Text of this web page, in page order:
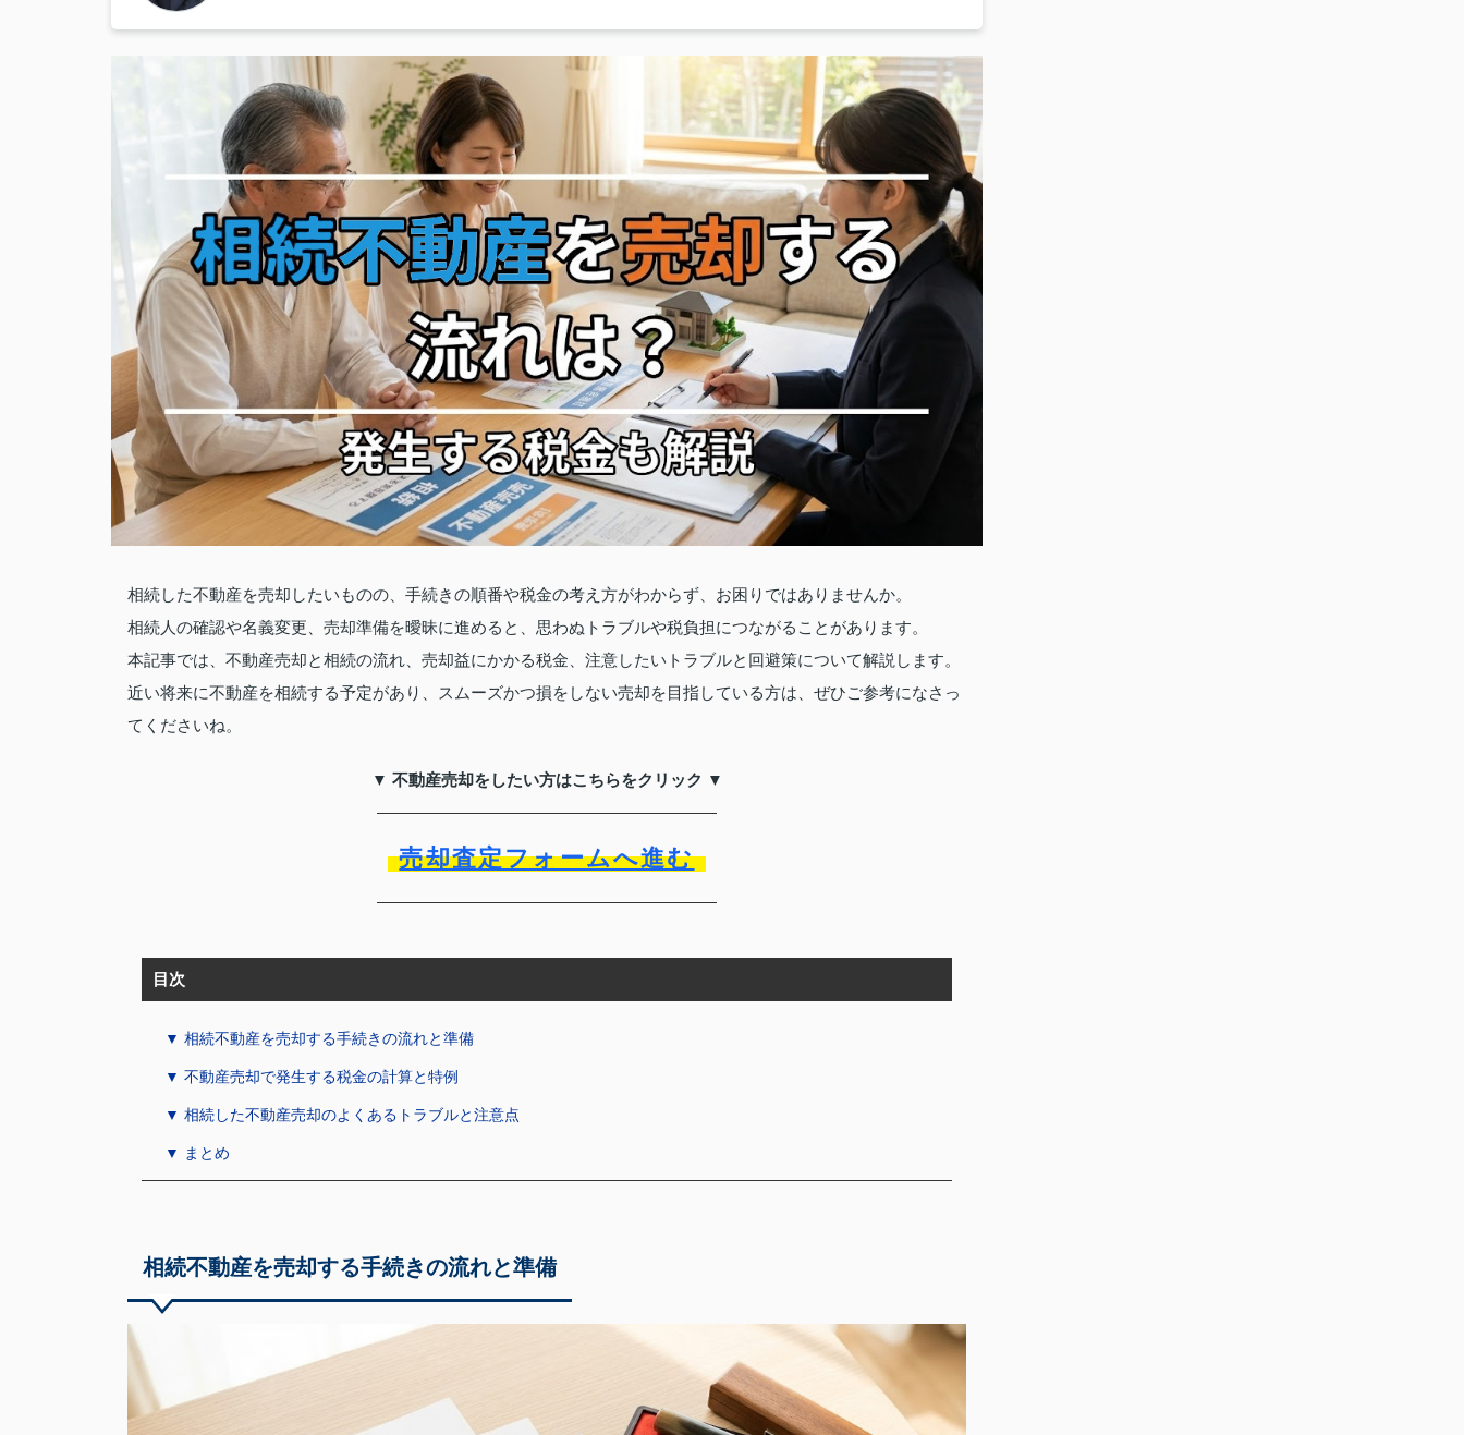
相続した不動産を売却したいものの、手続きの順番や税金の考え方がわからず、お困りではありませんか。
相続人の確認や名義変更、売却準備を曖昧に進めると、思わぬトラブルや税負担につながることがあります。
本記事では、不動産売却と相続の流れ、売却益にかかる税金、注意したいトラブルと回避策について解説します。
近い将来に不動産を相続する予定があり、スムーズかつ損をしない売却を目指している方は、ぜひご参考になさっ
てくださいね。
▼ 不動産売却をしたい方はこちらをクリック ▼
売却査定フォームへ進む
目次
▼ 相続不動産を売却する手続きの流れと準備
▼ 不動産売却で発生する税金の計算と特例
▼ 相続した不動産売却のよくあるトラブルと注意点
▼ まとめ
相続不動産を売却する手続きの流れと準備